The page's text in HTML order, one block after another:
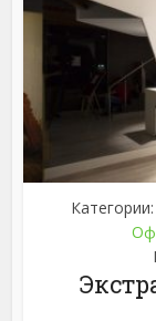
Категории: